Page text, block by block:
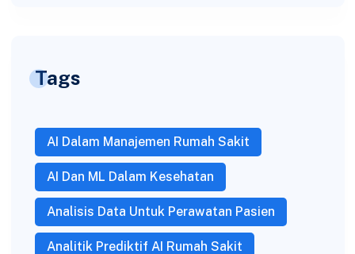
Tags
AI Dalam Manajemen Rumah Sakit
AI Dan ML Dalam Kesehatan
Analisis Data Untuk Perawatan Pasien
Analitik Prediktif AI Rumah Sakit